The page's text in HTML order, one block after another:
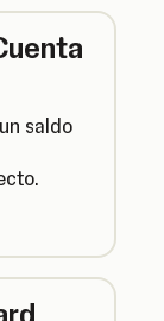
saldo